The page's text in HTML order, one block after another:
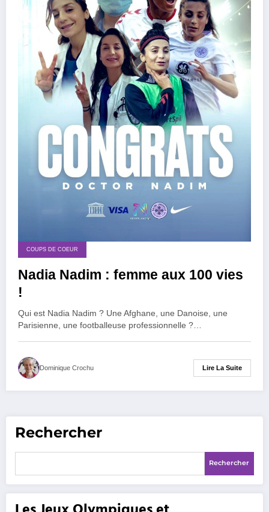
COUPS DE COEUR
Nadia Nadim : femme aux 100 vies
!
Qui est Nadia Nadim ? Une Afghane, une Danoise, une
Parisienne, une footballeuse professionnelle ?…
Dominique Crochu Lire La Suite
Rechercher
Rechercher